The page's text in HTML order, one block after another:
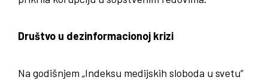
Društvo u dezinformacionoj krizi
Na godišnjem „Indeksu medijskih sloboda u svetu“